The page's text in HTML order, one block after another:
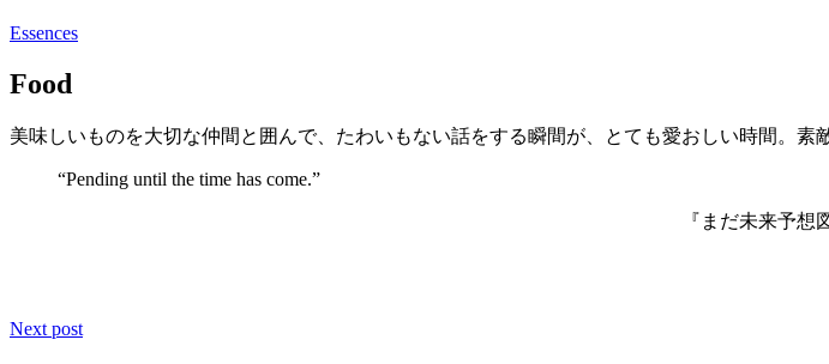
Essences
Food
美味しいものを大切な仲間と囲んで、たわいもない話をする瞬間が、とても愛おしい時間。素
“Pending until the time has come.”
『まだ未来予想
Next post